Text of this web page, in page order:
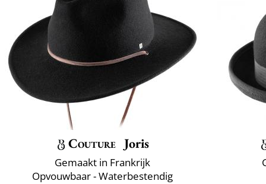
Couture Joris
Gemaakt in Frankrijk
Opvouwbaar - Waterbestendig